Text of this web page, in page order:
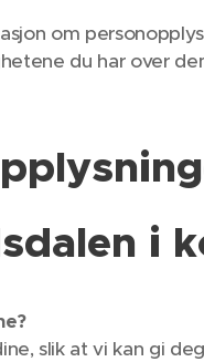
om
du har over
i
slik at vi kan gi